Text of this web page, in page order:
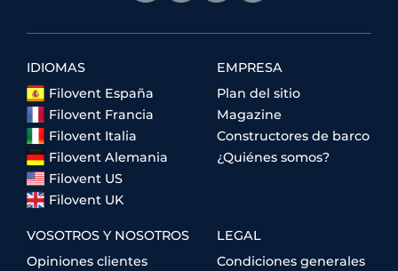
IDIOMAS
Filovent España
Filovent Francia
Filovent Italia
Filovent Alemania
Filovent US
Filovent UK
EMPRESA
Plan del sitio
Magazine
Constructores de barco
¿Quiénes somos?
VOSOTROS Y NOSOTROS
Opiniones clientes
LEGAL
Condiciones generales